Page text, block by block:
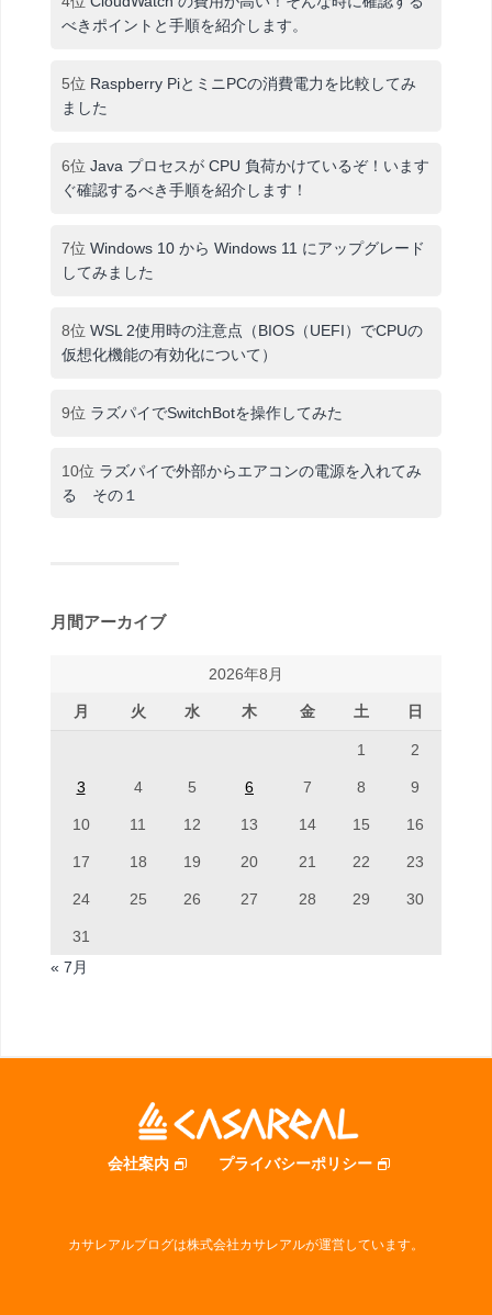
べきポイントと手順を紹介します。
5位 Raspberry PiとミニPCの消費電力を比較してみ
ました
6位 Java プロセスが CPU 負荷かけているぞ！います
ぐ確認するべき手順を紹介します！
7位 Windows 10 から Windows 11 にアップグレード
してみました
8位 WSL 2使用時の注意点（BIOS（UEFI）でCPUの
仮想化機能の有効化について）
9位 ラズパイでSwitchBotを操作してみた
10位 ラズパイで外部からエアコンの電源を入れてみ
る その１
月間アーカイブ
2026年8月
月 火 水 木 金 土 日
1 2
3 4 5 6 7 8 9
10 11 12 13 14 15 16
17 18 19 20 21 22 23
24 25 26 27 28 29 30
31
« 7月
会社案内 プライバシーポリシー
カサレアルブログは株式会社カサレアルが運営しています。